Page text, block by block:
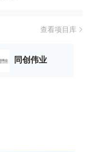
查看项目库
同创伟业